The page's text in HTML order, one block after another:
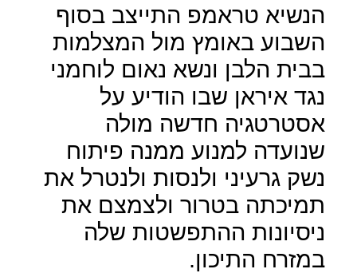
הנשיא טראמפ התייצב בסוף
השבוע באומץ מול המצלמות
בבית הלבן ונשא נאום לוחמני
נגד איראן שבו הודיע על
אסטרטגיה חדשה מולה
שנועדה למנוע ממנה פיתוח
נשק גרעיני ולנסות ולנטרל את
תמיכתה בטרור ולצמצם את
ניסיונות ההתפשטות שלה
במזרח התיכון.